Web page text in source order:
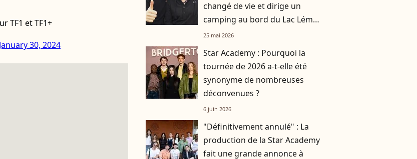
TF1 et TF1+
January 30, 2024
changé de vie et dirige un
camping au bord du Lac Léman
avec sa compagne
25 mai 2026
Star Academy : Pourquoi la
tournée de 2026 a-t-elle été
synonyme de nombreuses
déconvenues ?
6 juin 2026
"Définitivement annulé" : La
production de la Star Academy
fait une grande annonce à